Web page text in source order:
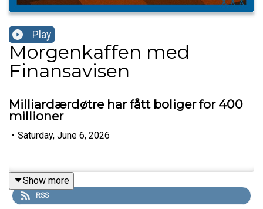
Play
Morgenkaffen med
Finansavisen
Milliardærdøtre har fått boliger for 400
millioner
• Saturday, June 6, 2026
Show more
RSS